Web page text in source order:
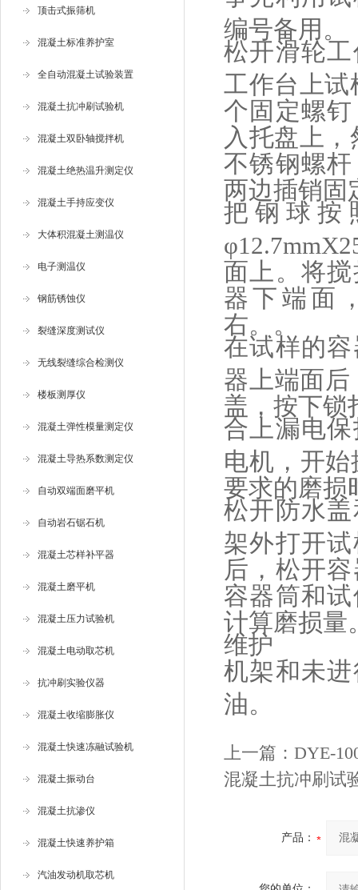
顶击式振筛机
混凝土标准养护室
全自动混凝土试验装置
混凝土抗冲刷试验机
混凝土双卧轴搅拌机
混凝土绝热温升测定仪
混凝土手持应变仪
大体积混凝土测温仪
电子测温仪
钢筋锈蚀仪
裂缝深度测试仪
无线裂缝综合检测仪
楼板测厚仪
混凝土弹性模量测定仪
混凝土导热系数测定仪
自动双端面磨平机
自动岩石锯石机
混凝土芯样补平器
混凝土磨平机
混凝土压力试验机
混凝土电动取芯机
抗冲刷实验仪器
混凝土收缩膨胀仪
混凝土快速冻融试验机
混凝土振动台
混凝土抗渗仪
混凝土快速养护箱
汽油发动机取芯机
编号备用。
松开滑轮
工作台上试
个固定螺
入托盘上
不锈钢螺
两边插销固
把钢球按
面上。将
器下端面
右。。
在试样的
器上端面后
盖，按下锁
合上漏电
电机，开始
要求的磨损
松开防水
架外打开
后，松开
容器筒和
计算磨损量
维护
机架和未
油。
上一篇： DYE-
混凝土抗冲刷试
产品：